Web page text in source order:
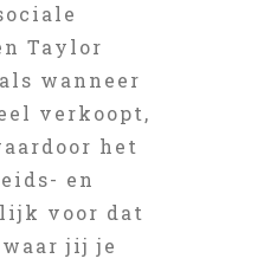
Taylor
wanneer
verkoopt,
het
en
voor dat
jij je